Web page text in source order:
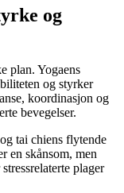
og
plan. Yogaens
og styrker
koordinasjon og
bevegelser.
tai chiens flytende
en skånsom, men
plager